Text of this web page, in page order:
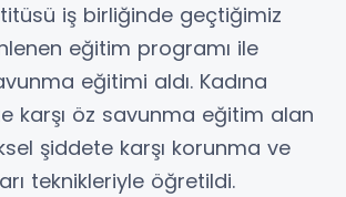
iş birliğinde geçtiğimiz
eğitim programı ile
eğitimi aldı. Kadına
karşı öz savunma eğitim alan
şiddete karşı korunma ve
teknikleriyle öğretildi.